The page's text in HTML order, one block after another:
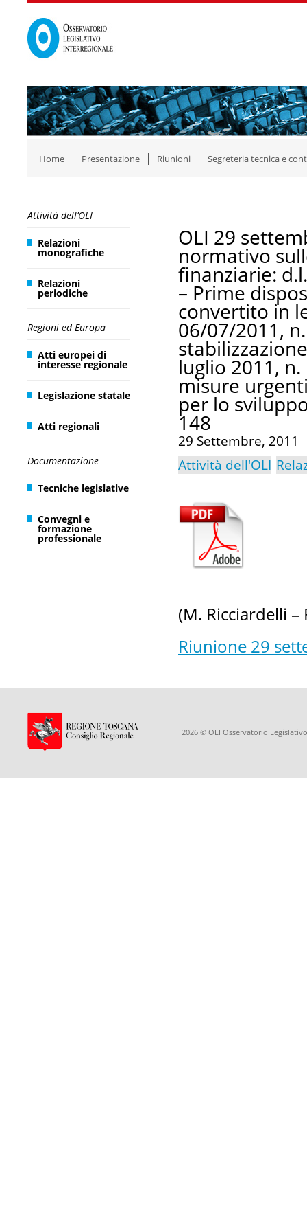
Home Presentazione Riunioni Segreteria tecnica e
Attività dell’OLI
Relazioni
monografiche
Relazioni
periodiche
Regioni ed Europa
Atti europei di
interesse regionale
Legislazione statale
Atti regionali
Documentazione
Tecniche legislative
Convegni e
formazione
professionale
OLI 29
normativo
finanziarie:
– Prime
convertito in
06/07/2011,
luglio 2011,
misure
per lo
148
29 Settembre, 2011
Attività dell'OLI
(M. Ricciardelli
Riunione 29
2026 © OLI Osservatorio